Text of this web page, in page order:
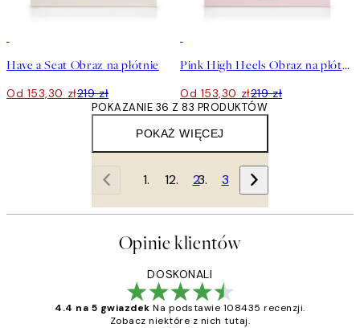
Have a Seat Obraz na płótnie
Od 153,30 zł219 zł
Pink High Heels Obraz na płótnie
Od 153,30 zł219 zł
POKAŻ WIĘCEJ
POKAZANIE 36 Z 83 PRODUKTÓW
1 2 3
Opinie klientów
DOSKONALI
4.4 na 5 gwiazdek Na podstawie 108435 recenzji.
Zobacz niektóre z nich tutaj.